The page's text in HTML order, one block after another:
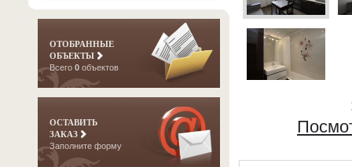
ОТОБРАННЫЕ
ОБЪЕКТЫ
Всего 0 объектов
ОСТАВИТЬ
ЗАКАЗ
Заполните форму